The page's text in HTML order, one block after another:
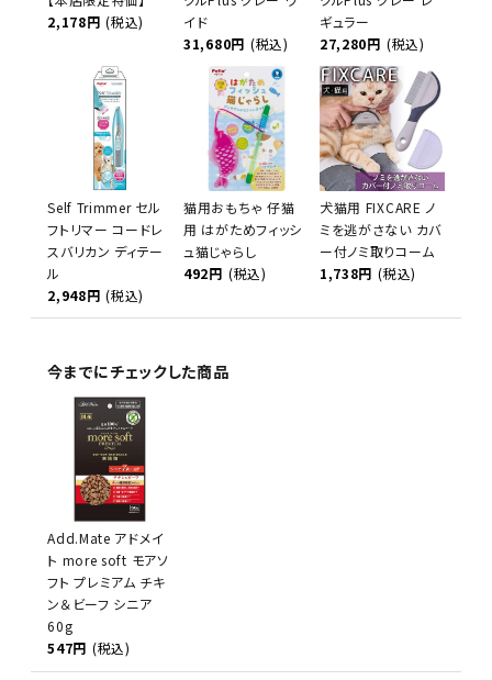
2,178円 (税込)
イド
31,680円 (税込)
ギュラー
27,280円 (税込)
Self Trimmer セル
フトリマー コードレ
スバリカン ディテー
ル
2,948円 (税込)
猫用おもちゃ 仔猫
用 はがためフィッシ
ュ猫じゃらし
492円 (税込)
犬猫用 FIXCARE ノ
ミを逃がさない カバ
ー付ノミ取りコーム
1,738円 (税込)
今までにチェックした商品
Add.Mate アドメイ
ト more soft モアソ
フト プレミアム チキ
ン＆ビーフ シニア
60g
547円 (税込)